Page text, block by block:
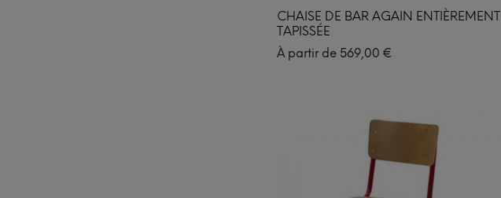
CHAISE DE BAR AGAIN ENTIÈREMENT
TAPISSÉE
À partir de 569,00 €